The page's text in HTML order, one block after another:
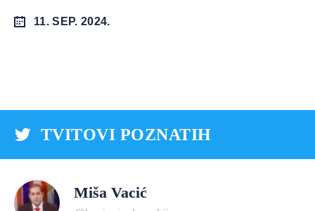
11. SEP. 2024.
TVITOVI POZNATIH
Miša Vacić